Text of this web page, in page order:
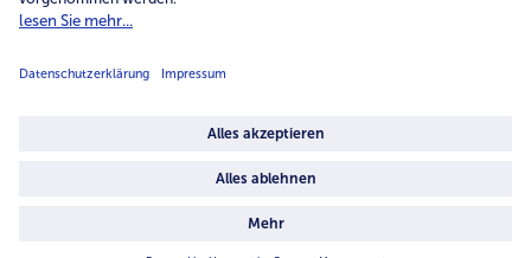
Unternehmen
Über uns